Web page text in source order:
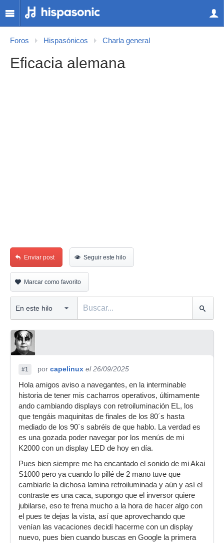
Foros Hispasónicos Charla general
Eficacia alemana
Enviar post Seguir este hilo
Marcar como favorito
#1 por capelinux el 26/09/2025
Hola amigos aviso a navegantes, en la interminable
historia de tener mis cacharros operativos, últimamente
ando cambiando displays con retroiluminación EL, los
que tengáis maquinitas de finales de los 80´s hasta
mediado de los 90´s sabréis de que hablo. La verdad es
es una gozada poder navegar por los menús de mi
K2000 con un display LED de hoy en día.
Pues bien siempre me ha encantado el sonido de mi Akai
S1000 pero ya cuando lo pillé de 2 mano tuve que
cambiarle la dichosa lamina retroiluminada y aún y así el
contraste es una caca, supongo que el inversor quiere
jubilarse, eso te frena mucho a la hora de hacer algo con
el pues te dejas la vista, así que aprovechando que
venían las vacaciones decidí hacerme con un display
nuevo, pues bien cuando buscas en Google la primera